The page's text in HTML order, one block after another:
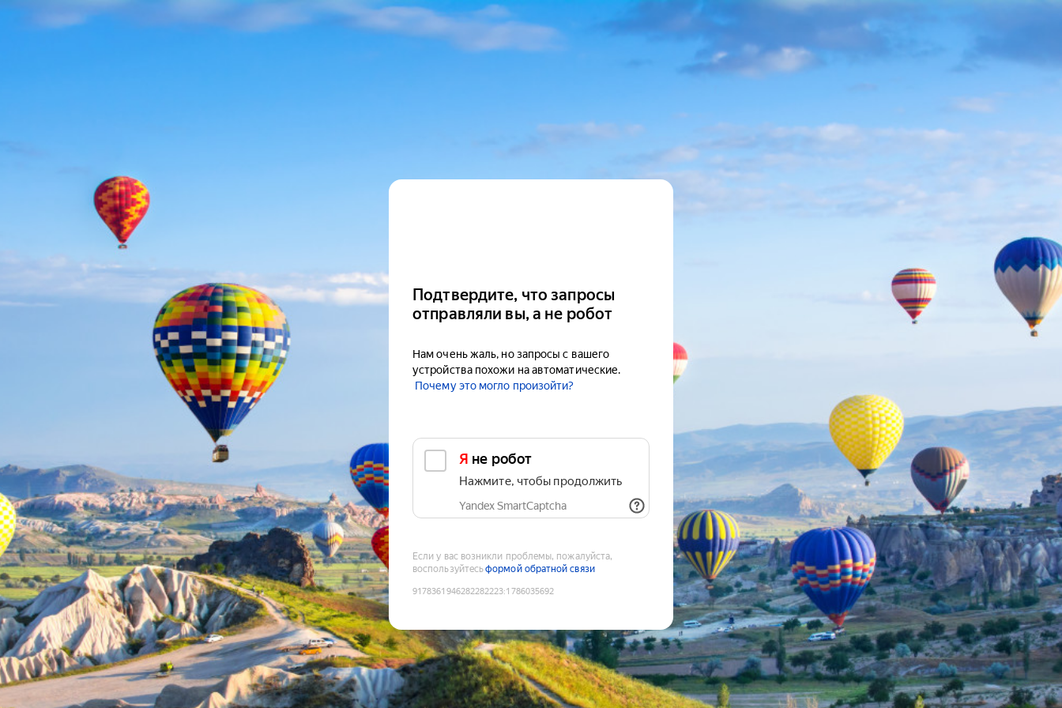
Подтвердите, что запросы
отправляли вы, а не робот
Нам очень жаль, но запросы с вашего
устройства похожи на автоматические.
Почему это могло произойти?
Я не робот
Нажмите, чтобы продолжить
Yandex SmartCaptcha
Если у вас возникли проблемы, пожалуйста,
воспользуйтесьформой обратной связи
9178361946282282223:1786035692